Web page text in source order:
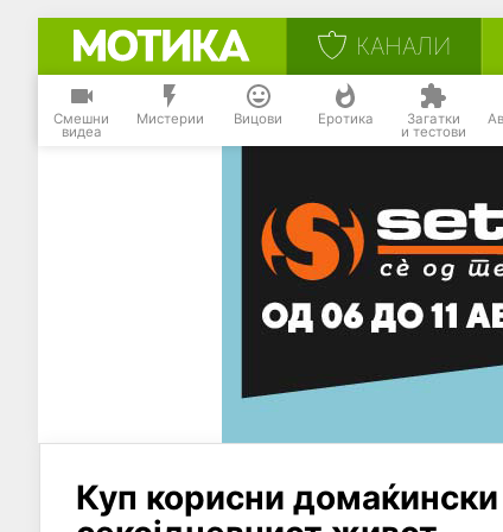
КАНАЛИ
Смешни
видеа
Мистерии Вицови Еротика Загатки
и тестови
Куп корисни